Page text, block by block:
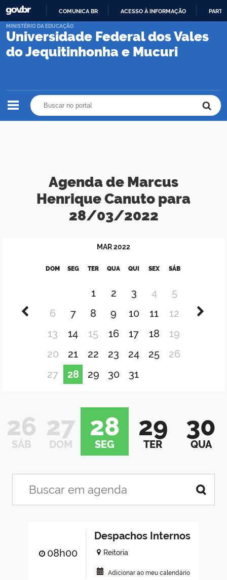
PARA
CONTEÚDO
COMUNICA BR ACESSO À INFORMAÇÃO
Universidade Federal dos Vales
do Jequitinhonha e Mucuri
MINISTÉRIO DA EDUCAÇÃO
Agenda de Marcus
Henrique Canuto para
28/03/2022
MAR2022
DOM SEG TER QUA QUI SEX SÁB
1 2 3 4
5
6
7 8 9 10 11
12
13
14 15 16 17 18
19
20
21 22 23 24 25
26
27
28 29 30 31
26
SÁB
27
DOM
28
SEG
29
TER
30
QUA
08h00
Despachos Internos
Reitoria
Adicionar ao meu calendário